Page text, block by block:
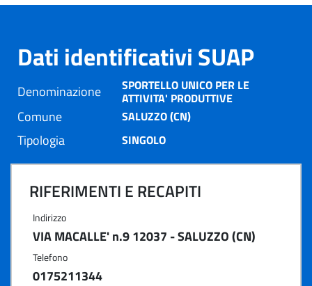
Dati identificativi SUAP
Denominazione SPORTELLO UNICO PER LE
ATTIVITA' PRODUTTIVE
Comune SALUZZO (CN)
Tipologia SINGOLO
RIFERIMENTI E RECAPITI
Indirizzo
VIA MACALLE' n.9 12037 - SALUZZO (CN)
Telefono
0175211344